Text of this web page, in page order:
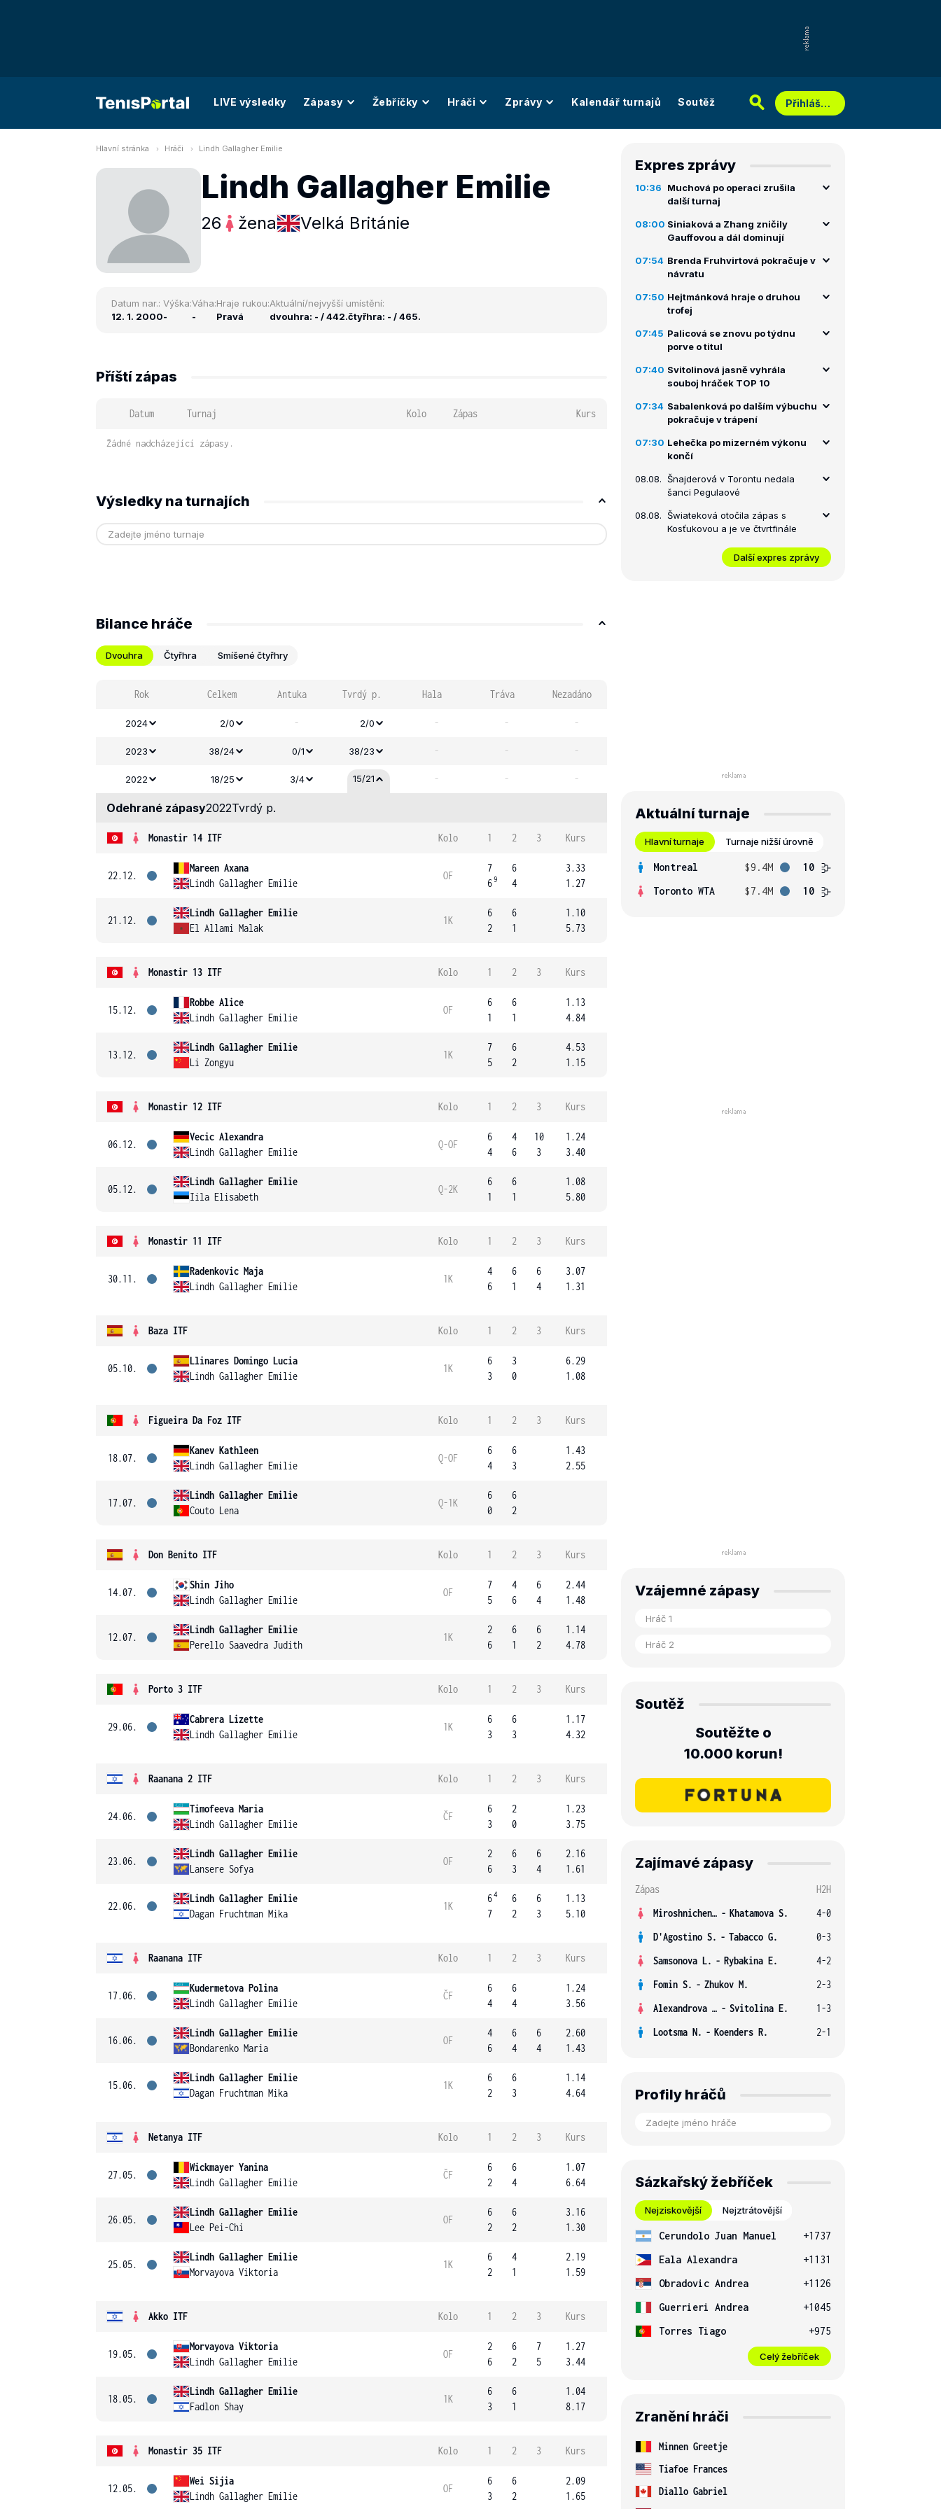
LIVE výsledky Zápasy Žebříčky Hráči Zprávy Kalendář turnajů Soutěž Přihlášení
Hlavní stránka Hráči Lindh Gallagher Emilie
Lindh Gallagher Emilie
26 žena Velká Británie
Datum nar.:
12. 1. 2000
Výška:
-
Váha:
-
Hraje rukou:
Pravá
Aktuální/nejvyšší umístění:
dvouhra: - / 442.čtyřhra: - / 465.
Příští zápas
Datum Turnaj Kolo Zápas Kurs
Žádné nadcházející zápasy.
Výsledky na turnajích
Bilance hráče
Dvouhra Čtyřhra Smíšené čtyřhry
Rok Celkem Antuka Tvrdý p. Hala Tráva Nezadáno
2024 2/0 - 2/0 - - -
2023 38/24 0/1 38/23 - - -
2022 18/25 3/4 15/21 - - -
Odehrané zápasy2022Tvrdý p.
Monastir 14 ITF Kolo 1 2 3 Kurs
22.12.
Mareen Axana
Lindh Gallagher Emilie
OF
7
69
6
4
3.33
1.27
21.12.
Lindh Gallagher Emilie
El Allami Malak
1K
6
2
6
1
1.10
5.73
Monastir 13 ITF Kolo 1 2 3 Kurs
15.12.
Robbe Alice
Lindh Gallagher Emilie
OF
6
1
6
1
1.13
4.84
13.12.
Lindh Gallagher Emilie
Li Zongyu
1K
7
5
6
2
4.53
1.15
Monastir 12 ITF Kolo 1 2 3 Kurs
06.12.
Vecic Alexandra
Lindh Gallagher Emilie
Q-OF
6
4
4
6
10
3
1.24
3.40
05.12.
Lindh Gallagher Emilie
Iila Elisabeth
Q-2K
6
1
6
1
1.08
5.80
Monastir 11 ITF Kolo 1 2 3 Kurs
30.11.
Radenkovic Maja
Lindh Gallagher Emilie
1K
4
6
6
1
6
4
3.07
1.31
Baza ITF Kolo 1 2 3 Kurs
05.10.
Llinares Domingo Lucia
Lindh Gallagher Emilie
1K
6
3
3
0
6.29
1.08
Figueira Da Foz ITF Kolo 1 2 3 Kurs
18.07.
Kanev Kathleen
Lindh Gallagher Emilie
Q-OF
6
4
6
3
1.43
2.55
17.07.
Lindh Gallagher Emilie
Couto Lena
Q-1K
6
0
6
2
Don Benito ITF Kolo 1 2 3 Kurs
14.07.
Shin Jiho
Lindh Gallagher Emilie
OF
7
5
4
6
6
4
2.44
1.48
12.07.
Lindh Gallagher Emilie
Perello Saavedra Judith
1K
2
6
6
1
6
2
1.14
4.78
Porto 3 ITF Kolo 1 2 3 Kurs
29.06.
Cabrera Lizette
Lindh Gallagher Emilie
1K
6
3
6
3
1.17
4.32
Raanana 2 ITF Kolo 1 2 3 Kurs
24.06.
Timofeeva Maria
Lindh Gallagher Emilie
ČF
6
3
2
0
1.23
3.75
23.06.
Lindh Gallagher Emilie
Lansere Sofya
OF
2
6
6
3
6
4
2.16
1.61
22.06.
Lindh Gallagher Emilie
Dagan Fruchtman Mika
1K
64
7
6
2
6
3
1.13
5.10
Raanana ITF Kolo 1 2 3 Kurs
17.06.
Kudermetova Polina
Lindh Gallagher Emilie
ČF
6
4
6
4
1.24
3.56
16.06.
Lindh Gallagher Emilie
Bondarenko Maria
OF
4
6
6
4
6
4
2.60
1.43
15.06.
Lindh Gallagher Emilie
Dagan Fruchtman Mika
1K
6
2
6
3
1.14
4.64
Netanya ITF Kolo 1 2 3 Kurs
27.05.
Wickmayer Yanina
Lindh Gallagher Emilie
ČF
6
2
6
4
1.07
6.64
26.05.
Lindh Gallagher Emilie
Lee Pei-Chi
OF
6
2
6
2
3.16
1.30
25.05.
Lindh Gallagher Emilie
Morvayova Viktoria
1K
6
2
4
1
2.19
1.59
Akko ITF Kolo 1 2 3 Kurs
19.05.
Morvayova Viktoria
Lindh Gallagher Emilie
OF
2
6
6
2
7
5
1.27
3.44
18.05.
Lindh Gallagher Emilie
Fadlon Shay
1K
6
3
6
1
1.04
8.17
Monastir 35 ITF Kolo 1 2 3 Kurs
12.05.
Wei Sijia
Lindh Gallagher Emilie
OF
6
3
6
2
2.09
1.65
Expres zprávy
10:36
Muchová po operaci zrušila
další turnaj
08:00 Siniaková a Zhang zničily
Gauffovou a dál dominují
07:54 Brenda Fruhvirtová pokračuje v
návratu
07:50 Hejtmánková hraje o druhou
trofej
07:45 Palicová se znovu po týdnu
porve o titul
07:40 Svitolinová jasně vyhrála
souboj hráček TOP 10
07:34 Sabalenková po dalším výbuchu
pokračuje v trápení
07:30 Lehečka po mizerném výkonu
končí
08.08. Šnajderová v Torontu nedala
šanci Pegulaové
08.08. Šwiateková otočila zápas s
Kosťukovou a je ve čtvrtfinále
Další expres zprávy
Aktuální turnaje
Hlavní turnaje Turnaje nižší úrovně
Montreal $9.4M
10
Toronto WTA
$7.4M 10
Vzájemné zápasy
Soutěž
Soutěžte o
10.000 korun!
Zajímavé zápasy
Zápas
H2H
Miroshnichenko V. - Khatamova S.
4-0
D'Agostino S. - Tabacco G.
0-3
Samsonova L. - Rybakina E.
4-2
Fomin S. - Zhukov M.
2-3
Alexandrova E. - Svitolina E.
1-3
Lootsma N. - Koenders R. 2-1
Profily hráčů
Sázkařský žebříček
Nejziskovější Nejztrátovější
Cerundolo Juan Manuel
+1737
Eala Alexandra
+1131
Obradovic Andrea
+1126
Guerrieri Andrea
+1045
Torres Tiago
+975
Celý žebříček
Zranění hráči
Minnen Greetje
Tiafoe Frances
Diallo Gabriel